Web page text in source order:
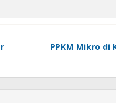
PPKM Mikro di